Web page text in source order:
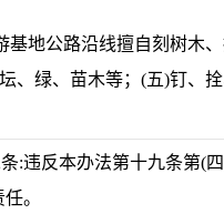
基地公路沿线擅自刻树木
、绿、苗木等；(五)钉、
:违反本办法第十九条第(
。